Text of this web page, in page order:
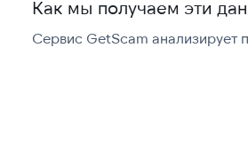
Как мы получаем эти
Сервис GetScam анализирует